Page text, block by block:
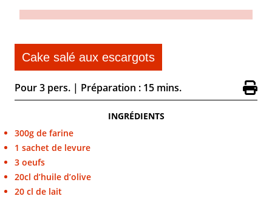
Cake salé aux escargots
Pour 3 pers. | Préparation : 15 mins.
INGRÉDIENTS
300g de farine
1 sachet de levure
3 oeufs
20cl d’huile d’olive
20 cl de lait